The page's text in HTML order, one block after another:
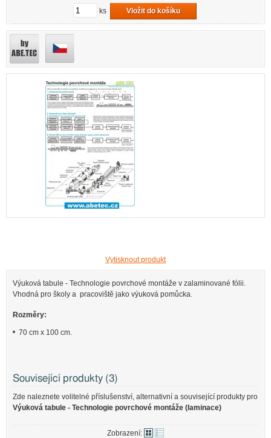
ks Vložit do košíku
Vytisknout produkt
Výuková tabule - Technologie povrchové montáže v zalaminované fólii.
Vhodná pro školy a pracoviště jako výuková pomůcka.
Rozměry:
70 cm x 100 cm.
Související produkty (3)
Zde naleznete volitelné příslušenství, alternativní a související produkty pro
Výuková tabule - Technologie povrchové montáže (laminace)
Zobrazení: